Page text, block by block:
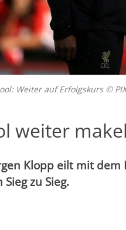
Weiter auf Erfolgskurs ©
weiter
Klopp eilt mit
zu Sieg.